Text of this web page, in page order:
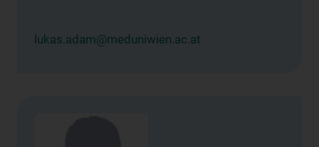
lukas.adam@meduniwien.ac.at